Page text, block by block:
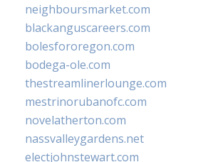
neighboursmarket.com
blackanguscareers.com
bolesfororegon.com
bodega-ole.com
thestreamlinerlounge.com
mestrinorubanofc.com
novelatherton.com
nassvalleygardens.net
electjohnstewart.com